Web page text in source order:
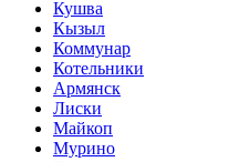
Кушва
Кызыл
Коммунар
Котельники
Армянск
Лиски
Майкоп
Мурино